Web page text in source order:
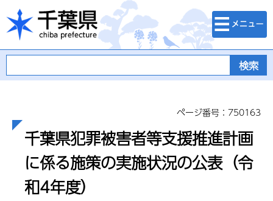
千葉県
検索・メニュ
ー
ページ番号：750163
千葉県犯罪被害者等支援推進計画
に係る施策の実施状況の公表（令
和4年度）